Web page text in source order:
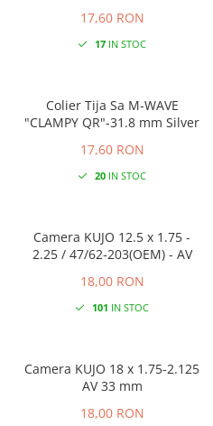
17,60 RON
17IN STOC
Colier Tija Sa M-WAVE
"CLAMPY QR"-31.8 mm Silver
17,60 RON
20IN STOC
Camera KUJO 12.5 x 1.75 -
2.25 / 47/62-203(OEM) - AV
18,00 RON
101 IN STOC
Camera KUJO 18 x 1.75-2.125
AV 33 mm
18,00 RON